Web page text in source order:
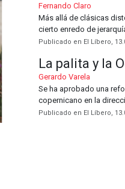
Fernando Claro
Más allá de clásicas
cierto enredo de
Publicado en El Líbero,
La palita y la
Gerardo Varela
Se ha aprobado una
copernicano en la
Publicado en El Líbero,